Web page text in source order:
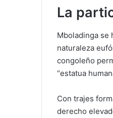
La
Mboladinga se
naturaleza
congoleño
“estatua
Con trajes
derecho